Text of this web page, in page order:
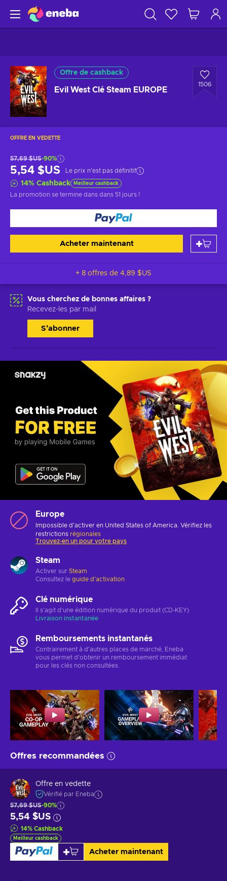
Offre de cashback
Evil West Clé Steam EUROPE
1506
OFFRE EN VEDETTE
57,69 $US-90%
5,54 $US Le prix n'est pas définitif
14% Cashback Meilleur cashback
La promotion se termine dans dans 51 jours !
Acheter maintenant
+ 8 offres de 4,89 $US
Vous cherchez de bonnes affaires ?
Recevez-les par mail
S’abonner
Europe
Impossible d'activer en United States of America. Vérifiez les
restrictions régionales
Trouvez-en un pour votre pays
Steam
Activer sur Steam
Consultez le guide d'activation
Clé numérique
Il s'agit d'une édition numérique du produit (CD-KEY)
Livraison instantanée
Remboursements instantanés
Contrairement à d'autres places de marché, Eneba
vous permet d'obtenir un remboursement immédiat
pour les clés non consultées.
Offres recommandées
Offre en vedette
Vérifié par Eneba
57,69 $US-90%
5,54 $US
14% Cashback
Meilleur cashback
Acheter maintenant